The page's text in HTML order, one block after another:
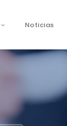
Noticias